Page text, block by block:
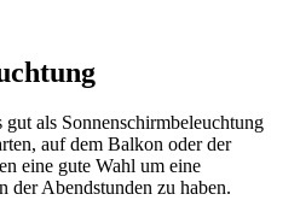
als Sonnenschirmbeleuchtung
auf dem Balkon oder der
eine gute Wahl um eine
der Abendstunden zu haben.